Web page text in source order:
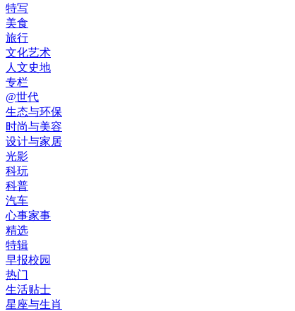
特写
美食
旅行
文化艺术
人文史地
专栏
@世代
生态与环保
时尚与美容
设计与家居
光影
科玩
科普
汽车
心事家事
精选
特辑
早报校园
热门
生活贴士
星座与生肖